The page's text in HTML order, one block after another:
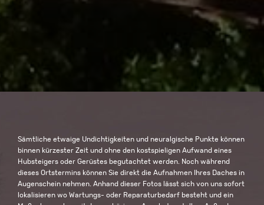
Sämtliche etwaige Undichtigkeiten und neuralgische Punkte können
binnen kürzester Zeit und ohne den kostspieligen Aufwand eines
Hubsteigers oder Gerüstes begutachtet werden. Noch während
dieses Ortstermins können Sie direkt die Aufnahmen Ihres Daches in
Augenschein nehmen. Anhand dieser Fotos lässt sich von uns sofort
lokalisieren wo Wartungs- oder Reparaturbedarf besteht und ein